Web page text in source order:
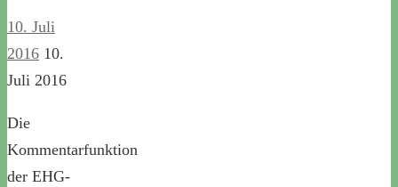
10. Juli
2016 10.
Juli 2016
Die
Kommentarfunktion
der EHG-